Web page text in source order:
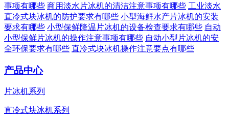
事项有哪些 商用淡水片冰机的清洁注意事项有哪些 工业淡水
直冷式块冰机的防护要求有哪些 小型海鲜水产片冰机的安装
要求有哪些 小型保鲜降温片冰机的设备检查要求有哪些 自动
小型保鲜片冰机的操作注意事项有哪些 自动小型片冰机的安
全环保要求有哪些 直冷式块冰机操作注意要点有哪些
产品中心
片冰机系列
直冷式块冰机系列